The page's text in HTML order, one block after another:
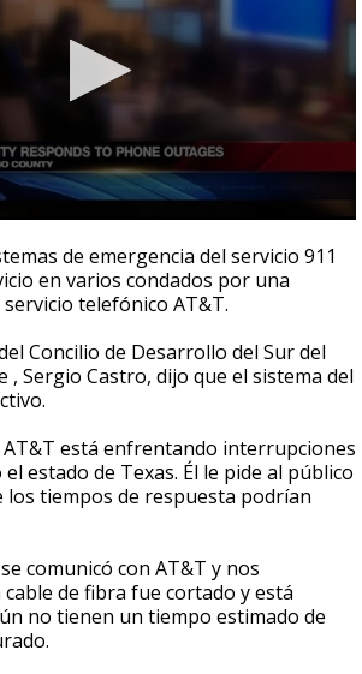
de emergencia del servicio 911
en varios condados por una
telefónico AT&T.
Concilio de Desarrollo del Sur del
, Sergio Castro, dijo que el sistema del
está enfrentando interrupciones
estado de Texas. Él le pide al público
los tiempos de respuesta podrían
comunicó con AT&T y nos
de fibra fue cortado y está
no tienen un tiempo estimado de